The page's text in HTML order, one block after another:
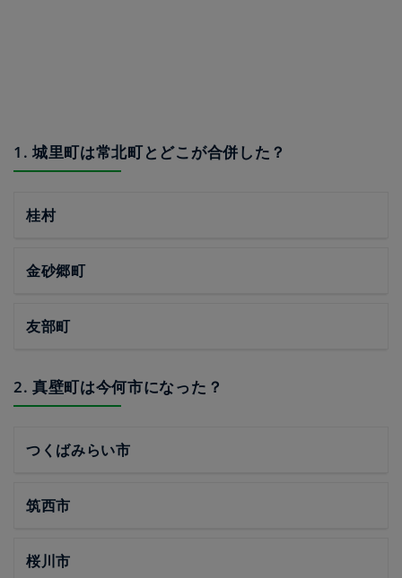
1. 城里町は常北町とどこが合併した？
桂村
金砂郷町
友部町
2. 真壁町は今何市になった？
つくばみらい市
筑西市
桜川市